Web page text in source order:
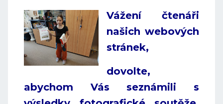
Vážení čtenáři
našich webových
stránek,
dovolte,
abychom Vás seznámili s